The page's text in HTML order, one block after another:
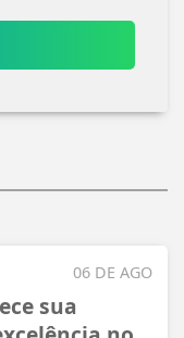
06 DE AGO
sua